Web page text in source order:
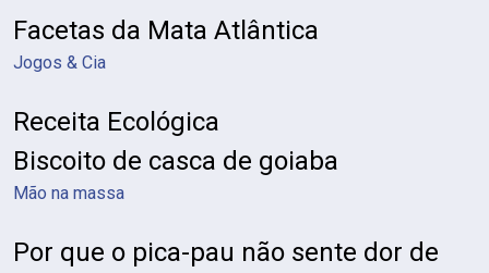
Facetas da Mata Atlântica
Jogos & Cia
Receita Ecológica
Biscoito de casca de goiaba
Mão na massa
Por que o pica-pau não sente dor de